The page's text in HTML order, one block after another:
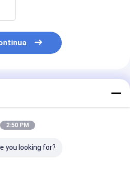
2:50 PM
you looking for?